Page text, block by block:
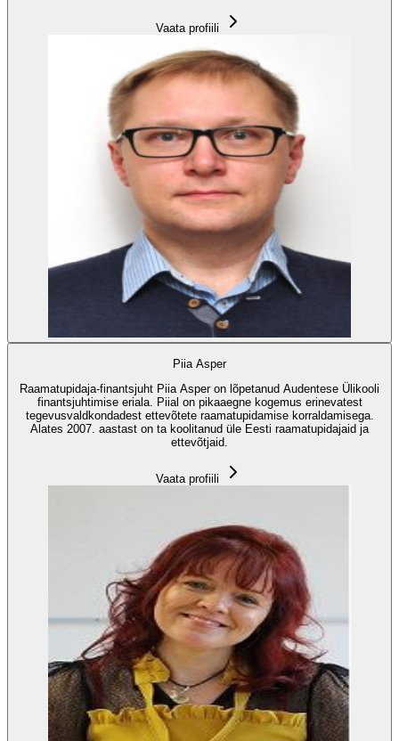
Vaata profiili
Piia Asper
Raamatupidaja-finantsjuht Piia Asper on lõpetanud Audentese Ülikooli
finantsjuhtimise eriala. Piial on pikaaegne kogemus erinevatest
tegevusvaldkondadest ettevõtete raamatupidamise korraldamisega.
Alates 2007. aastast on ta koolitanud üle Eesti raamatupidajaid ja
ettevõtjaid.
Vaata profiili